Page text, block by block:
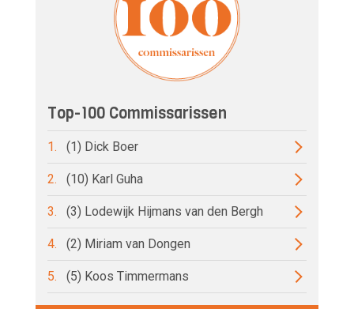
Top-100 Commissarissen
1. (1) Dick Boer
2. (10) Karl Guha
3. (3) Lodewijk Hijmans van den Bergh
4. (2) Miriam van Dongen
5. (5) Koos Timmermans